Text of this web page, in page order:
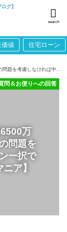
グ】
search
価値 住宅ローン
万
問題を
一択で
ア】
問＆お便りへの回答